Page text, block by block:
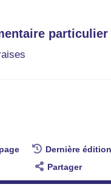
particulier
Dernière
Partager